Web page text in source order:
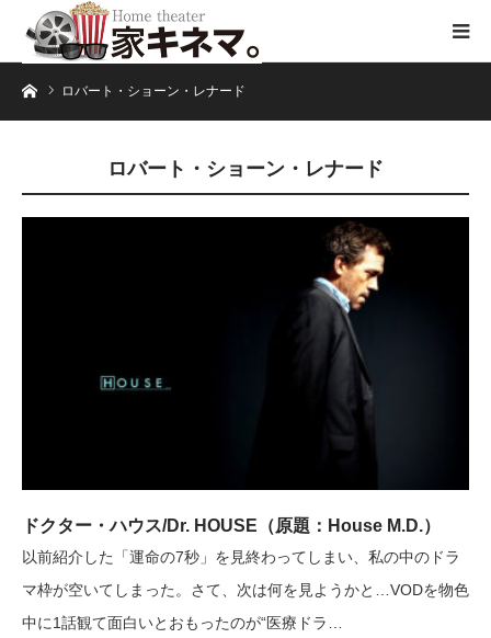
ホームロバート・ショーン・レナード
ロバート・ショーン・レナード
ドクター・ハウス/Dr. HOUSE（原題：House M.D.）
以前紹介した「運命の7秒」を見終わってしまい、私の中のドラ
マ枠が空いてしまった。さて、次は何を見ようかと…VODを物色
中に1話観て面白いとおもったのが“医療ドラ…